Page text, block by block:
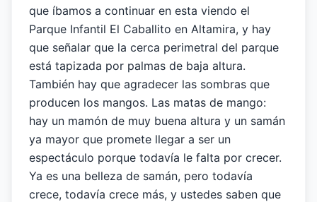
que íbamos a continuar en esta viendo el
Parque Infantil El Caballito en Altamira, y hay
que señalar que la cerca perimetral del parque
está tapizada por palmas de baja altura.
También hay que agradecer las sombras que
producen los mangos. Las matas de mango:
hay un mamón de muy buena altura y un samán
ya mayor que promete llegar a ser un
espectáculo porque todavía le falta por crecer.
Ya es una belleza de samán, pero todavía
crece, todavía crece más, y ustedes saben que